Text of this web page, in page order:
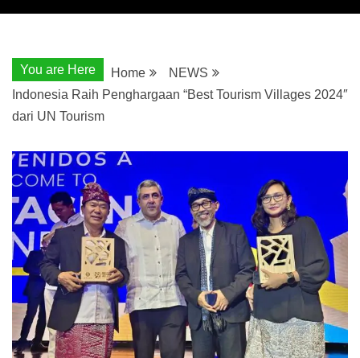
You are Here Home
NEWS
Indonesia Raih Penghargaan “Best Tourism Villages 2024″
dari UN Tourism